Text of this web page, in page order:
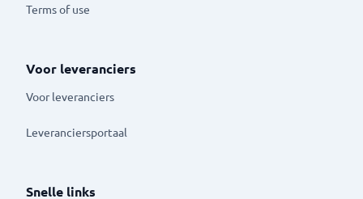
Terms of use
Voor leveranciers
Voor leveranciers
Leveranciersportaal
Snelle links